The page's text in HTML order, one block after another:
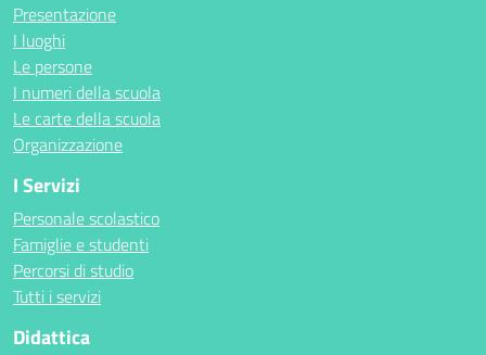
Presentazione
I luoghi
Le persone
I numeri della scuola
Le carte della scuola
Organizzazione
I Servizi
Personale scolastico
Famiglie e studenti
Percorsi di studio
Tutti i servizi
Didattica